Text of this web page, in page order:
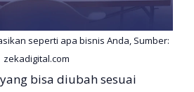
seperti apa bisnis Anda, Sumber:
zekadigital.com
bisa diubah sesuai